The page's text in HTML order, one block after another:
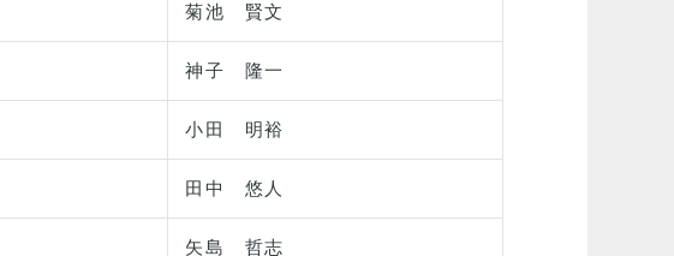
菊池 賢文
神子 隆一
小田 明裕
田中 悠人
矢島 哲志